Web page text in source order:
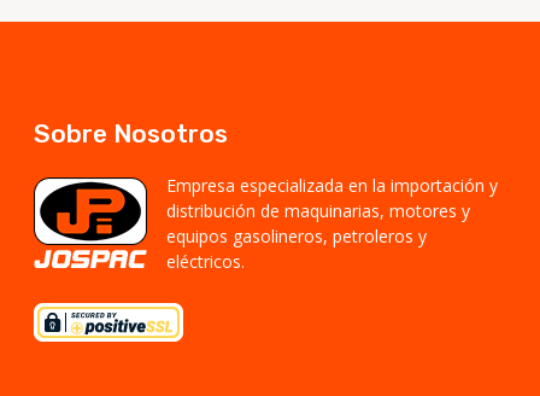
Sobre Nosotros
Empresa especializada en la importación y
distribución de maquinarias, motores y
equipos gasolineros, petroleros y
eléctricos.